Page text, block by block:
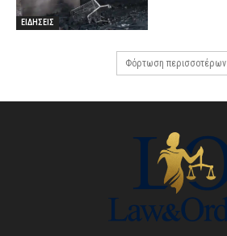
ΕΙΔΗΣΕΙΣ
Φόρτωση περισσοτέρων